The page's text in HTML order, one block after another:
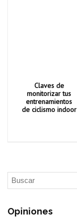
Claves de
monitorizar tus
entrenamientos
de ciclismo indoor
Opiniones